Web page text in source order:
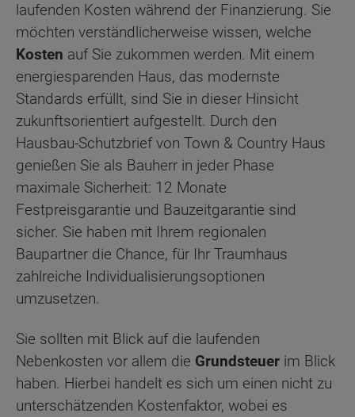
laufenden Kosten während der Finanzierung. Sie
möchten verständlicherweise wissen, welche
Kosten auf Sie zukommen werden. Mit einem
energiesparenden Haus, das modernste
Standards erfüllt, sind Sie in dieser Hinsicht
zukunftsorientiert aufgestellt. Durch den
Hausbau-Schutzbrief von Town & Country Haus
genießen Sie als Bauherr in jeder Phase
maximale Sicherheit: 12 Monate
Festpreisgarantie und Bauzeitgarantie sind
sicher. Sie haben mit Ihrem regionalen
Baupartner die Chance, für Ihr Traumhaus
zahlreiche Individualisierungsoptionen
umzusetzen.
Sie sollten mit Blick auf die laufenden
Nebenkosten vor allem die Grundsteuer im Blick
haben. Hierbei handelt es sich um einen nicht zu
unterschätzenden Kostenfaktor, wobei es